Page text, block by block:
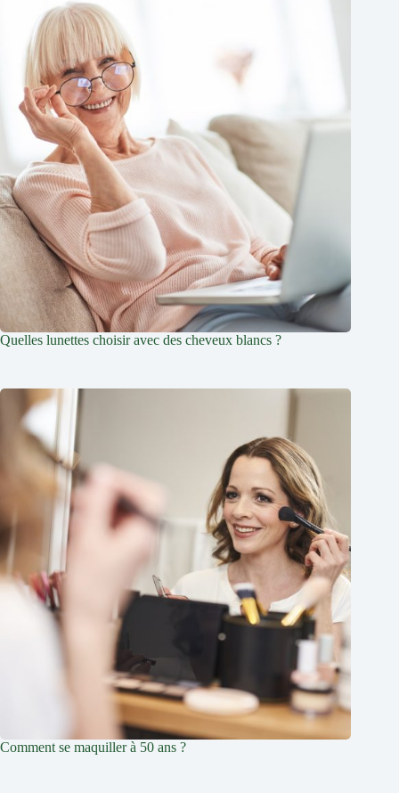
Quelles lunettes choisir avec des cheveux blancs ?
Comment se maquiller à 50 ans ?